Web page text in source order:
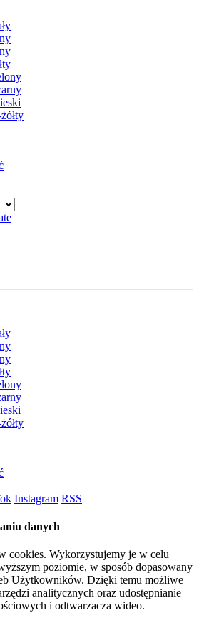
Instagram RSS
danych
cookies. Wykorzystujemy je w celu
poziomie, w sposób dopasowany
Użytkowników. Dzięki temu możliwe
analitycznych oraz udostępnianie
i odtwarzacza wideo.